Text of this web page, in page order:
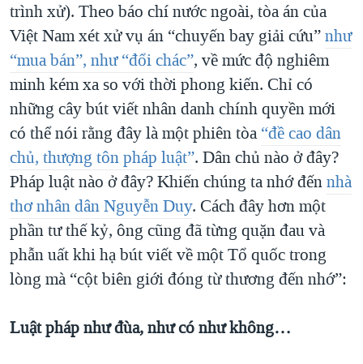
trình xử). Theo báo chí nước ngoài, tòa án của
Việt Nam xét xử vụ án “chuyến bay giải cứu”như
“mua bán”, như “đổi chác”, về mức độ nghiêm
minh kém xa so với thời phong kiến. Chỉ có
những cây bút viết nhân danh chính quyền mới
có thể nói rằng đây là một phiên tòa“đề cao dân
chủ, thượng tôn pháp luật”. Dân chủ nào ở đây?
Pháp luật nào ở đây? Khiến chúng ta nhớ đếnnhà
thơ nhân dân Nguyễn Duy. Cách đây hơn một
phần tư thế kỷ, ông cũng đã từng quặn đau và
phẫn uất khi hạ bút viết về một Tổ quốc trong
lòng mà “cột biên giới đóng từ thương đến nhớ”:
Luật pháp như đùa, như có như không…